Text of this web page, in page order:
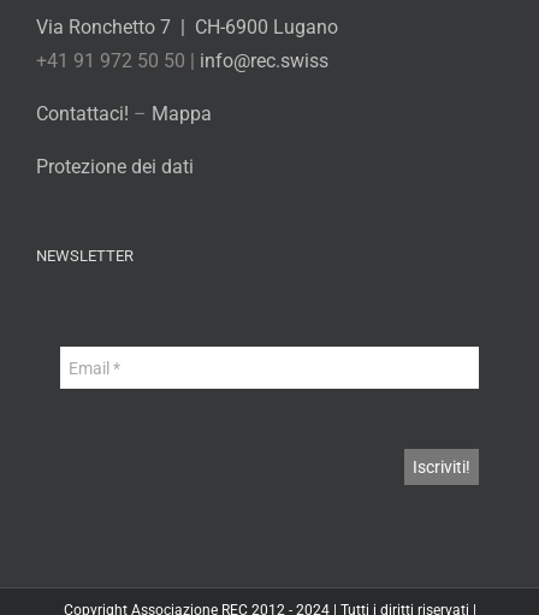
Via Ronchetto 7 | CH-6900 Lugano
+41 91 972 50 50 | info@rec.swiss
Contattaci! – Mappa
Protezione dei dati
NEWSLETTER
Copyright Associazione REC2012 - 2024 | Tutti i diritti riservati |